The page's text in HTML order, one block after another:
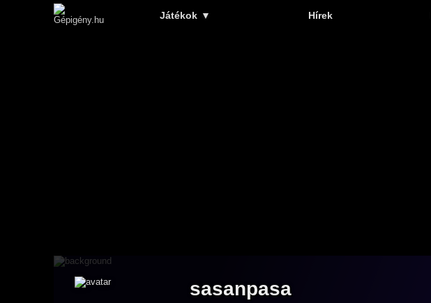
Játékok ▼ Hírek
sasanpasa